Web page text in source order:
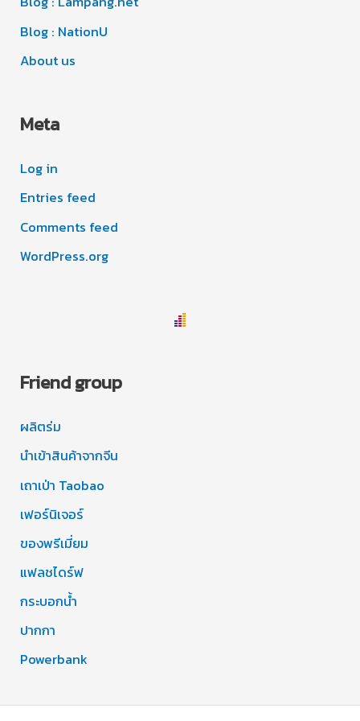
Blog : NationU
About us
Meta
Log in
Entries feed
Comments feed
WordPress.org
Friend group
ผลิตร่ม
นำเข้าสินค้าจากจีน
เถาเป่า Taobao
เฟอร์นิเจอร์
ของพรีเมี่ยม
แฟลชไดร์ฟ
กระบอกน้ำ
ปากกา
Powerbank